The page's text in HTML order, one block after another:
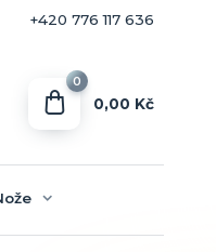
+420 776 117 636
0
0,00 Kč